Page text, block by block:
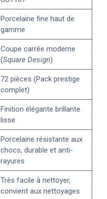
Porcelaine fine haut de
gamme
Coupe carrée moderne
(Square Design)
72 pièces (Pack prestige
complet)
Finition élégante brillante
lisse
Porcelaine résistante aux
chocs, durable et anti-
rayures
Très facile à nettoyer,
convient aux nettoyages